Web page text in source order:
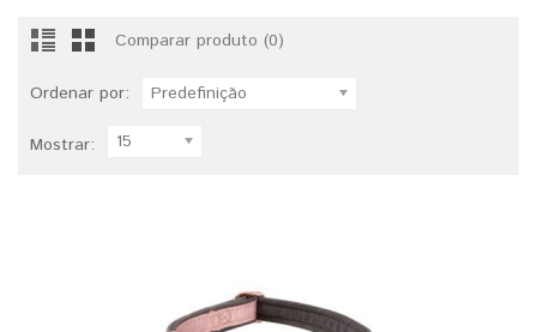
Comparar produto (0)
Ordenar por: Predefinição
Mostrar: 15